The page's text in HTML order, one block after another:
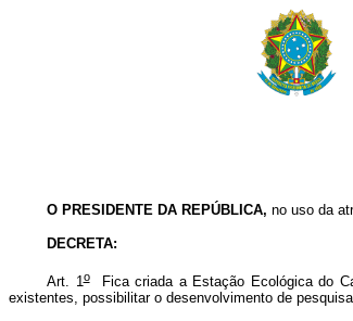
O PRESIDENTE DA REPÚBLICA, no uso da
DECRETA:
Art. 1oFica criada a Estação Ecológica do
existentes, possibilitar o desenvolvimento de